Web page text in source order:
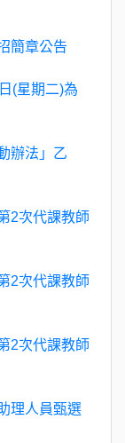
簡章公告
(星期二)為
辦法」乙
2次代課教師
2次代課教師
2次代課教師
理人員甄選